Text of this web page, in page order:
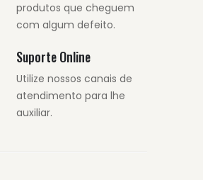
produtos que cheguem
com algum defeito.
Suporte Online
Utilize nossos canais de
atendimento para lhe
auxiliar.